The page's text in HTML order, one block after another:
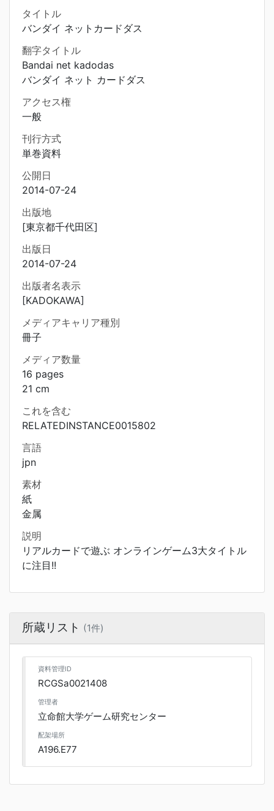
タイトル
バンダイ ネットカードダス
翻字タイトル
Bandai net kadodas
バンダイ ネット カードダス
アクセス権
一般
刊行方式
単巻資料
公開日
2014-07-24
出版地
[東京都千代田区]
出版日
2014-07-24
出版者名表示
[KADOKAWA]
メディアキャリア種別
冊子
メディア数量
16 pages
21 cm
これを含む
RELATEDINSTANCE0015802
言語
jpn
素材
紙
金属
説明
リアルカードで遊ぶ オンラインゲーム3大タイトル
に注目!!
所蔵リスト (1件)
資料管理ID
RCGSa0021408
管理者
立命館大学ゲーム研究センター
配架場所
A196.E77